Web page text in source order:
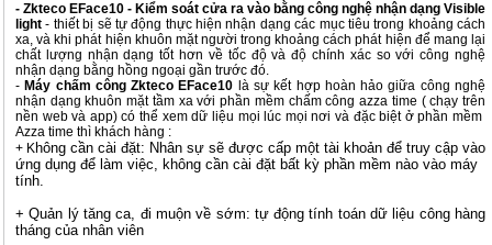
- Zkteco EFace10 - Kiểm soát cửa ra vào bằng công nghệ nhận dạng Visible
light- thiết bị sẽ tự động thực hiện nhận dạng các mục tiêu trong khoảng cách
xa, và khi phát hiện khuôn mặt người trong khoảng cách phát hiện để mang lại
chất lượng nhận dạng tốt hơn về tốc độ và độ chính xác so với công nghệ
nhận dạng bằng hồng ngoại gần trước đó.
- Máy chấm công Zkteco EFace10 là sự kết hợp hoàn hảo giữa công nghệ
nhận dạng khuôn mặt tầm xa với phần mềm chấm công azza time ( chạy trên
nền web và app) có thể xem dữ liệu mọi lúc mọi nơi và đặc biệt ở phần mềm
Azza time thì khách hàng :
+ Không cần cài đặt: Nhân sự sẽ được cấp một tài khoản để truy cập vào
ứng dụng để làm việc, không cần cài đặt bất kỳ phần mềm nào vào máy
tính.
+ Quản lý tăng ca, đi muộn về sớm: tự động tính toán dữ liệu công hàng
tháng của nhân viên